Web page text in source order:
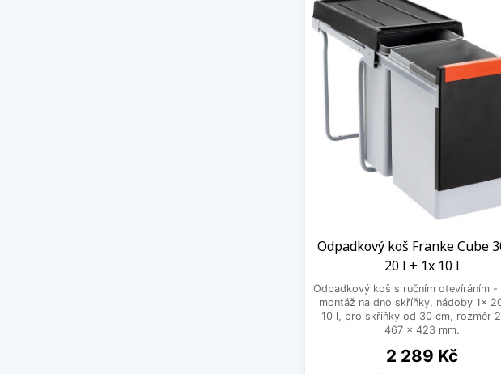
Odpadkový koš Franke Cube
20 l + 1x 10 l
Odpadkový koš s ručním otevíráním -
montáž na dno skříňky, nádoby 1x
10 l, pro skříňky od 30 cm, rozměr
467 x 423 mm.
Cena
2 289 Kč